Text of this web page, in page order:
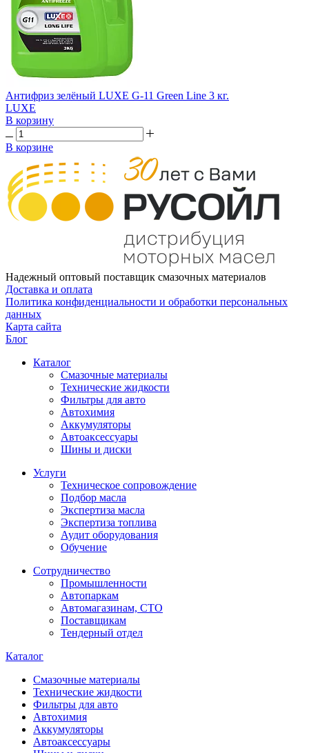
Антифриз зелёный LUXЕ G-11 Green Line 3 кг.
LUXE
В корзину
В корзине
Надежный оптовый поставщик смазочных материалов
Доставка и оплата
Политика конфиденциальности и обработки персональных
данных
Карта сайта
Блог
Каталог
Смазочные материалы
Технические жидкости
Фильтры для авто
Автохимия
Аккумуляторы
Автоаксессуары
Шины и диски
Услуги
Техническое сопровождение
Подбор масла
Экспертиза масла
Экспертиза топлива
Аудит оборудования
Обучение
Сотрудничество
Промышленности
Автопаркам
Автомагазинам, СТО
Поставщикам
Тендерный отдел
Каталог
Смазочные материалы
Технические жидкости
Фильтры для авто
Автохимия
Аккумуляторы
Автоаксессуары